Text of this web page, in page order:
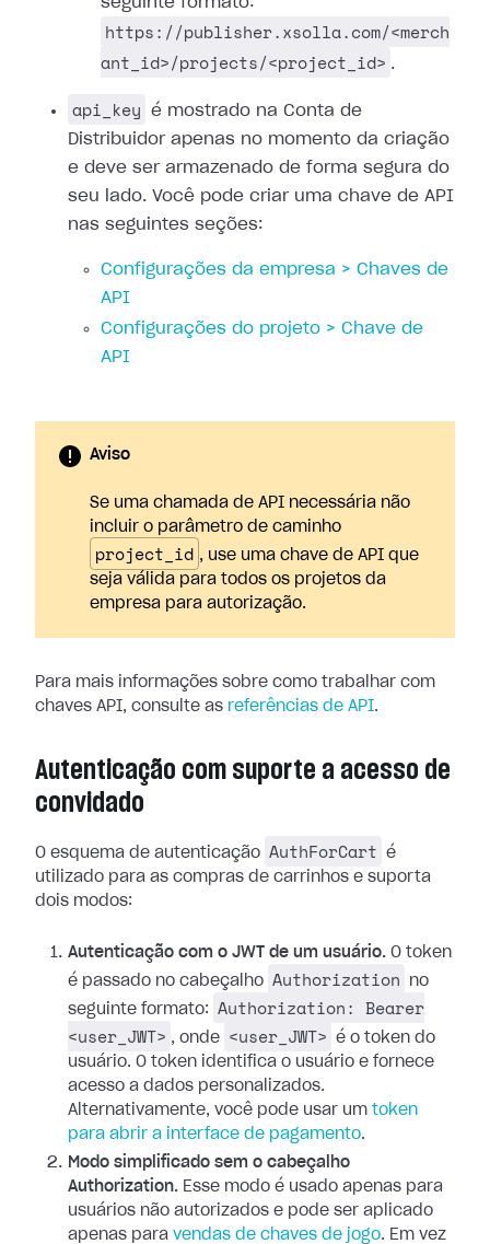
https://publisher.xsolla.com/<merch
ant_id>/projects/<project_id> .
api_key
é mostrado na Conta de
Distribuidor apenas no momento da criação
e deve ser armazenado de forma segura do
seu lado. Você pode criar uma chave de API
nas seguintes seções:
Configurações da empresa > Chaves de
API
Configurações do projeto > Chave de
API
Aviso
Se uma chamada de API necessária não
incluir o parâmetro de caminho
project_id , use uma chave de API que
seja válida para todos os projetos da
empresa para autorização.
Para mais informações sobre como trabalhar com
chaves API, consulte as referências de API.
Autenticação com suporte a acesso de
convidado
O esquema de autenticação AuthForCart
é
utilizado para as compras de carrinhos e suporta
dois modos:
Autenticação com o JWT de um usuário. O token
é passado no cabeçalho Authorization
no
seguinte formato:
Authorization: Bearer
<user_JWT> , onde <user_JWT>
é o token do
usuário. O token identifica o usuário e fornece
acesso a dados personalizados.
Alternativamente, você pode usar um token
para abrir a interface de pagamento.
Modo simplificado sem o cabeçalho
Authorization. Esse modo é usado apenas para
usuários não autorizados e pode ser aplicado
apenas para vendas de chaves de jogo. Em vez